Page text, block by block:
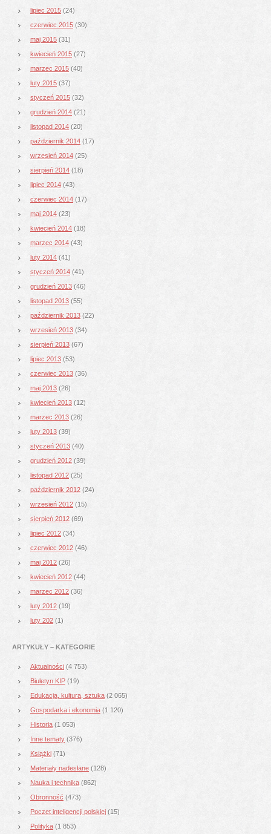
lipiec 2015 (24)
czerwiec 2015 (30)
maj 2015 (31)
kwiecień 2015 (27)
marzec 2015 (40)
luty 2015 (37)
styczeń 2015 (32)
grudzień 2014 (21)
listopad 2014 (20)
październik 2014 (17)
wrzesień 2014 (25)
sierpień 2014 (18)
lipiec 2014 (43)
czerwiec 2014 (17)
maj 2014 (23)
kwiecień 2014 (18)
marzec 2014 (43)
luty 2014 (41)
styczeń 2014 (41)
grudzień 2013 (46)
listopad 2013 (55)
październik 2013 (22)
wrzesień 2013 (34)
sierpień 2013 (67)
lipiec 2013 (53)
czerwiec 2013 (36)
maj 2013 (26)
kwiecień 2013 (12)
marzec 2013 (26)
luty 2013 (39)
styczeń 2013 (40)
grudzień 2012 (39)
listopad 2012 (25)
październik 2012 (24)
wrzesień 2012 (15)
sierpień 2012 (69)
lipiec 2012 (34)
czerwiec 2012 (46)
maj 2012 (26)
kwiecień 2012 (44)
marzec 2012 (36)
luty 2012 (19)
luty 202 (1)
ARTYKUŁY – KATEGORIE
Aktualności (4 753)
Biuletyn KIP (19)
Edukacja, kultura, sztuka (2 065)
Gospodarka i ekonomia (1 120)
Historia (1 053)
Inne tematy (376)
Książki (71)
Materiały nadesłane (128)
Nauka i technika (862)
Obronność (473)
Poczet inteligencji polskiej (15)
Polityka (1 853)